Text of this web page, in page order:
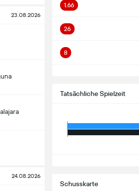
23.08.2026
24.08.2026
1.66
26
8
Tatsächliche Spielzeit
Schusskarte